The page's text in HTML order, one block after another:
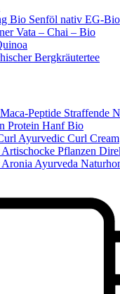
Bio Senföl nativ EG-Bio
Vata – Chai – Bio
Bergkräutertee
Peptide Straffende
Protein Hanf Bio
Ayurvedic Curl Cream
Pflanzen
Ayurveda